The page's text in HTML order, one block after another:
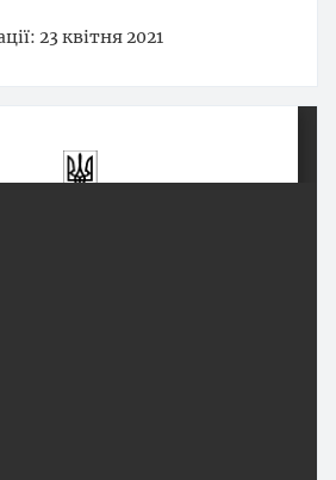
23 квітня 2021